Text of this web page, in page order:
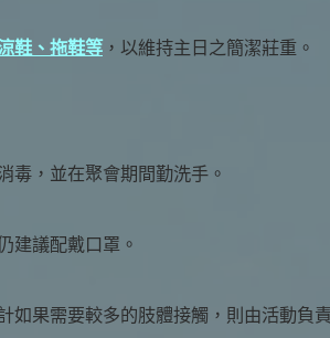
鞋、拖鞋等 ，以維持主日之簡潔莊重。
毒，並在聚會期間勤洗手。
建議配戴口罩。
果需要較多的肢體接觸，則由活動負